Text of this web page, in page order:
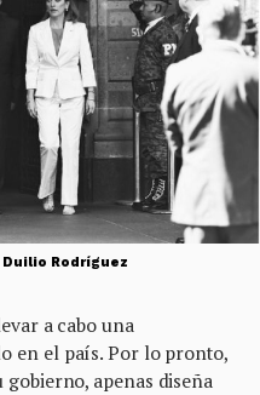
Duilio Rodríguez
a cabo una
en el país. Por lo pronto,
apenas diseña